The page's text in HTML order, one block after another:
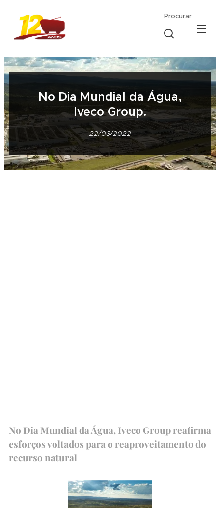
Procurar
No Dia Mundial da Água,
Iveco Group.
22/03/2022
No Dia Mundial da Água, Iveco Group reafirma
esforços voltados para o reaproveitamento do
recurso natural